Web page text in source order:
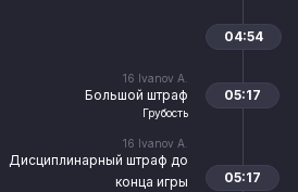
04:54
16 Ivanov A.
Большой штраф
Грубость
05:17
16 Ivanov A.
Дисциплинарный штраф до
конца игры
05:17